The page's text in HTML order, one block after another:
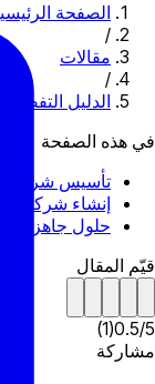
الصفحة
/
مقالات
/
الدليل
في هذه الصفحة
تأسيس شركة
إنشاء شركة
حلول جاهزة
قيّم المقال
0.5/5
(
1
)
مشاركة